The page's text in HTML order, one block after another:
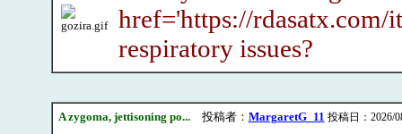
href='https://
respiratory issues?
A zygoma, jettisoning po...投稿者： MargaretG_11 投稿日：2026/